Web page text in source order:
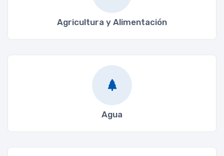
Agricultura y Alimentación
Agua